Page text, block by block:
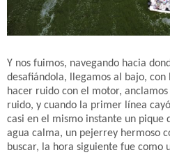
Y nos fuimos, navegando hacia
desafiándola, llegamos al bajo,
hacer ruido con el motor,
ruido, y cuando la primer línea
casi en el mismo instante un pique
agua calma, un pejerrey hermoso
buscar, la hora siguiente fue como